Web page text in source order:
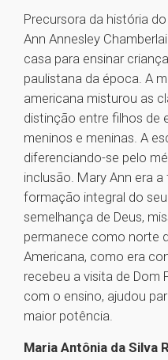
Precursora da história
Ann Annesley
casa para ensinar
paulistana da época. A
americana misturou as
distinção entre filhos de
meninos e meninas. A
diferenciando-se pelo
inclusão. Mary Ann era
formação integral do
semelhança de Deus,
permanece como norte
Americana, como era
recebeu a visita de Dom
com o ensino, ajudou
maior potência.
Maria Antônia da Silva